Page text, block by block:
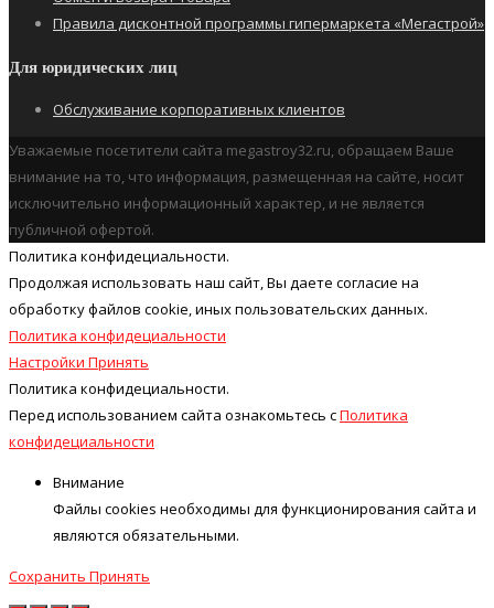
Правила дисконтной программы гипермаркета «Мегастрой»
Для юридических лиц
Обслуживание корпоративных клиентов
Уважаемые посетители сайта megastroy32.ru, обращаем Ваше
внимание на то, что информация, размещенная на сайте, носит
исключительно информационный характер, и не является
публичной офертой.
Политика конфидециальности.
Продолжая использовать наш cайт, Вы даете согласие на
обработку файлов cookie, иных пользовательских данных.
Политика конфидециальности
Настройки Принять
Политика конфидециальности.
Перед использованием сайта ознакомьтесь сПолитика
конфидециальности
Внимание
Файлы cookies необходимы для функционирования сайта и
являются обязательными.
Сохранить Принять